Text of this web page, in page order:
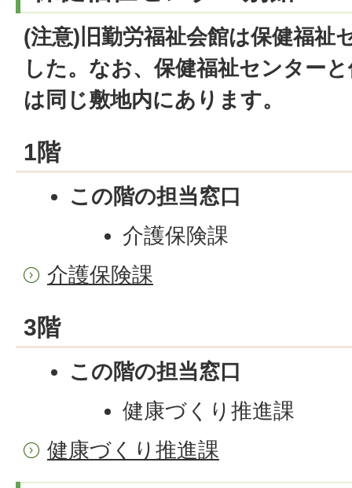
(注意)旧勤労福祉会館は保健福祉
した。なお、保健福祉センター
は同じ敷地内にあります。
1階
この階の担当窓口
介護保険課
介護保険課
3階
この階の担当窓口
健康づくり推進課
健康づくり推進課